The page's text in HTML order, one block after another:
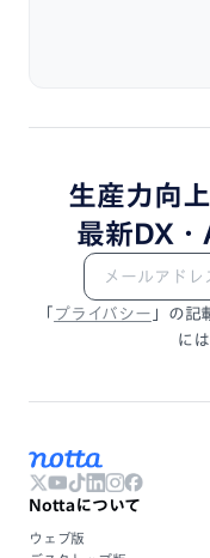
生産力向上
最新DX・
「 プライバシー 」 の記
には
Nottaについて
ウェブ版